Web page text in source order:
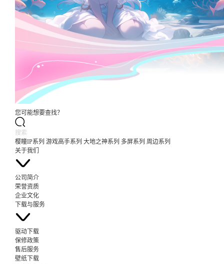
您可能想要查找？
樱瞳IP系列 游戏高手系列 大地之神系列 多屏系列 周边系列
关于我们
公司简介
荣誉资质
企业文化
下载与服务
驱动下载
保修政策
售后服务
壁纸下载